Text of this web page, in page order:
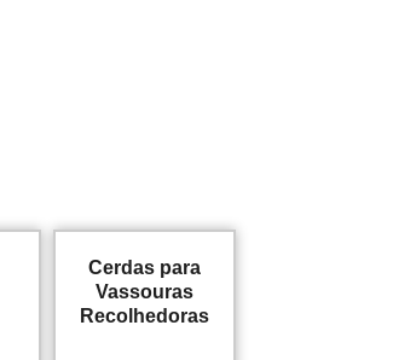
Cerdas para
Vassouras
Recolhedoras